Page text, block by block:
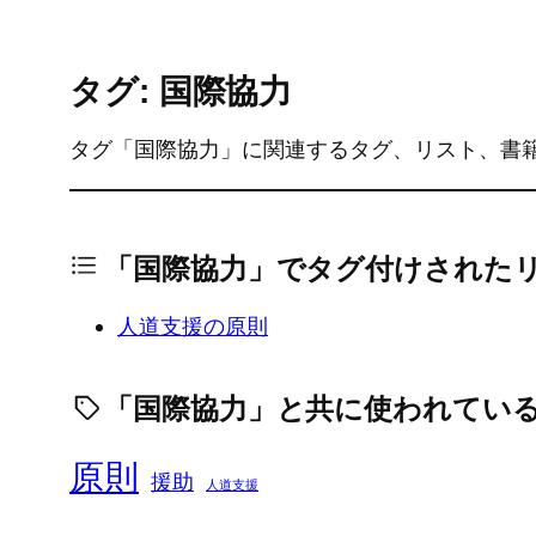
タグ: 国際協力
タグ「国際協力」に関連するタグ、リスト、書
「国際協力」でタグ付けされた
人道支援の原則
「国際協力」と共に使われてい
原則 援助 人道支援